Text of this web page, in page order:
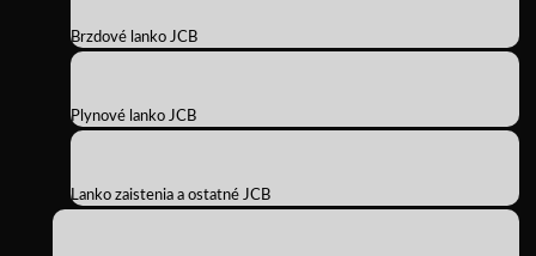
Brzdové lanko JCB
Plynové lanko JCB
Lanko zaistenia a ostatné JCB